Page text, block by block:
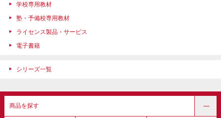
学校専用教材
塾・予備校専用教材
ライセンス製品・サービス
電子書籍
シリーズ一覧
商品を探す